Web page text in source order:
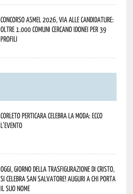
Concorso Asmel 2026, via alle candidature:
oltre 1.000 Comuni cercano idonei per 39
profili
Corleto Perticara celebra la moda: ecco
l’evento
Oggi, giorno della Trasfigurazione di Cristo,
si celebra San Salvatore! Auguri a chi porta
il suo nome